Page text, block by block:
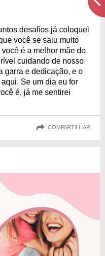
desafios já coloquei
você se saiu muito
é a melhor mãe do
cuidando de nosso
garra e dedicação, e o
Se um dia eu for
é, já me sentirei
COMPARTILHAR